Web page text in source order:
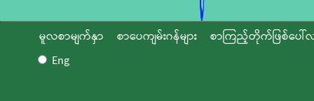
မူလစာမျက်နှာ စာပေကျမ်းဂန်များ
စာကြည့်တိုက်ဖြစ်ပေါ်
Eng